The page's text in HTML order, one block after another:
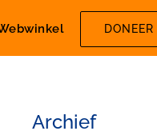
DONEER
Archief